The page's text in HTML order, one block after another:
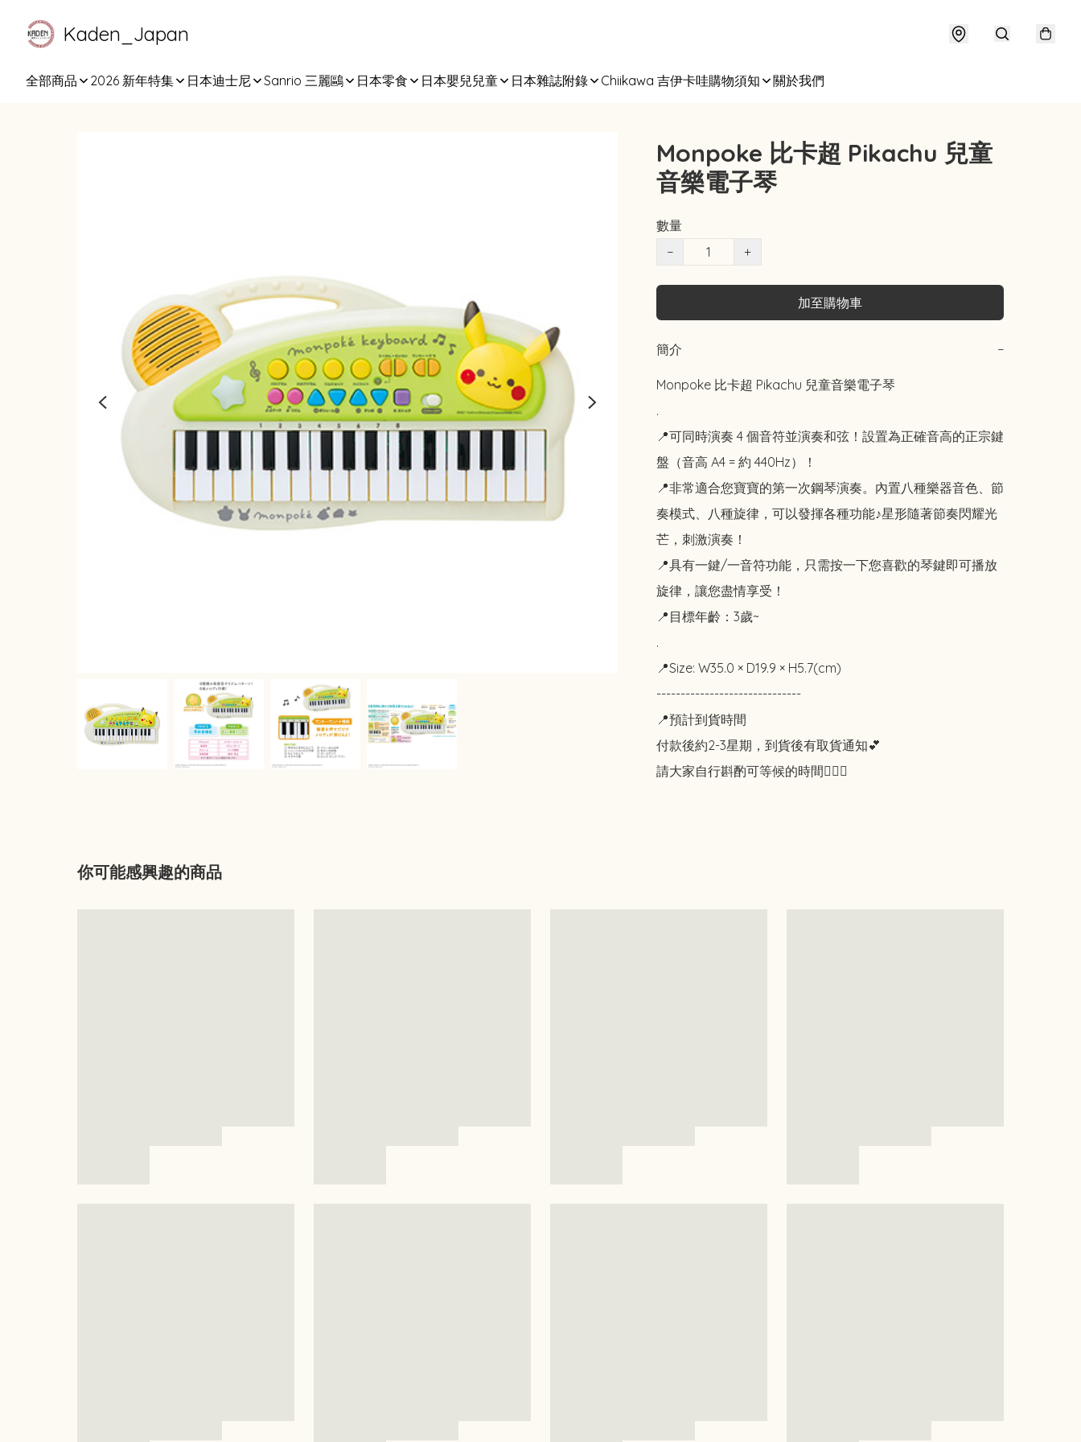
Kaden_Japan
全部商品 2026 新年特集 日本迪士尼 Sanrio 三麗鷗 日本零食 日本嬰兒兒童 日本雜誌附錄 Chiikawa 吉伊卡哇購物須知 關於我們
Monpoke 比卡超 Pikachu 兒童
音樂電子琴
數量
−
+
加至購物車
簡介 −
Monpoke 比卡超 Pikachu 兒童音樂電子琴
.
📍可同時演奏 4 個音符並演奏和弦！設置為正確音高的正宗鍵
盤（音高 A4 = 約 440Hz）！
📍非常適合您寶寶的第一次鋼琴演奏。內置八種樂器音色、節
奏模式、八種旋律，可以發揮各種功能♪星形隨著節奏閃耀光
芒，刺激演奏！
📍具有一鍵/一音符功能，只需按一下您喜歡的琴鍵即可播放
旋律，讓您盡情享受！
📍目標年齡：3歲~
.
📍Size: W35.0 × D19.9 × H5.7(cm)
------------------------------
📍預計到貨時間
付款後約2-3星期，到貨後有取貨通知💕
請大家自行斟酌可等候的時間🙇🏻‍♀️
你可能感興趣的商品